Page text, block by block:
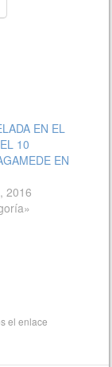
EN EL
10
EN
2016
elenlace